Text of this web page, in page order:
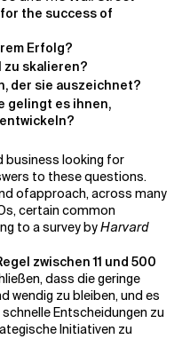
the success of
Erfolg?
zu skalieren?
der sie auszeichnet?
gelingt es ihnen,
business looking for
to these questions.
ofapproach, across many
certain common
to a survey byHarvard
zwischen 11 und 500
dass die geringe
wendig zu bleiben, und es
Entscheidungen zu
Initiativen zu